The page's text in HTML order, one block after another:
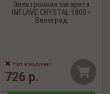
Электронная сигарета
INFLAVE CRYSTAL 1800 -
Виноград
Нет в наличии
726 р.